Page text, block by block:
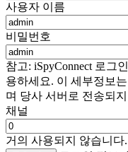
사용자 이름
비밀번호
참고: iSpyConnect 로그
용하세요. 이 세부정보
며 당사 서버로 전송되
채널
거의 사용되지 않습니다.